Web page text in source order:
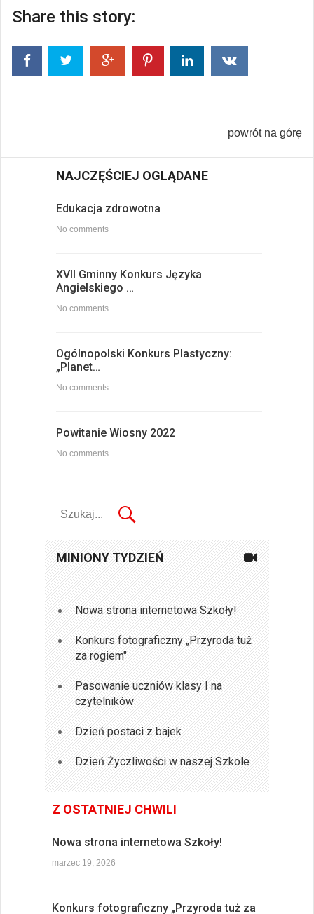
Share this story:
powrót na górę
NAJCZĘŚCIEJ OGLĄDANE
Edukacja zdrowotna
No comments
XVII Gminny Konkurs Języka
Angielskiego …
No comments
Ogólnopolski Konkurs Plastyczny:
„Planet…
No comments
Powitanie Wiosny 2022
No comments
MINIONY TYDZIEŃ
Nowa strona internetowa Szkoły!
Konkurs fotograficzny „Przyroda tuż
za rogiem"
Pasowanie uczniów klasy I na
czytelników
Dzień postaci z bajek
Dzień Życzliwości w naszej Szkole
Z OSTATNIEJ CHWILI
Nowa strona internetowa Szkoły!
marzec 19, 2026
Konkurs fotograficzny „Przyroda tuż za